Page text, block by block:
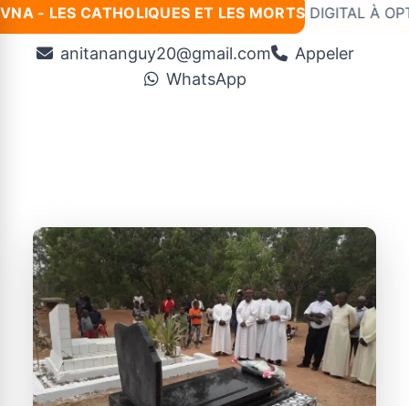
VNA - LES CATHOLIQUES ET LES MORTS
Nouveau :*#VNA INNOVATION: SITE DIGITAL À
anitananguy20@gmail.com
Appeler
WhatsApp